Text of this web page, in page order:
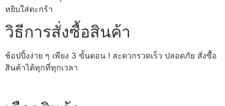
หยิบใส่ตะกร้า
วิธีการสั่งซื้อสินค้า
ช้อปปิ้งง่าย ๆ เพียง 3 ขั้นตอน ! สะดวกรวดเร็ว ปลอดภัย สั่งซื้อ
สินค้าได้ทุกที่ทุกเวลา